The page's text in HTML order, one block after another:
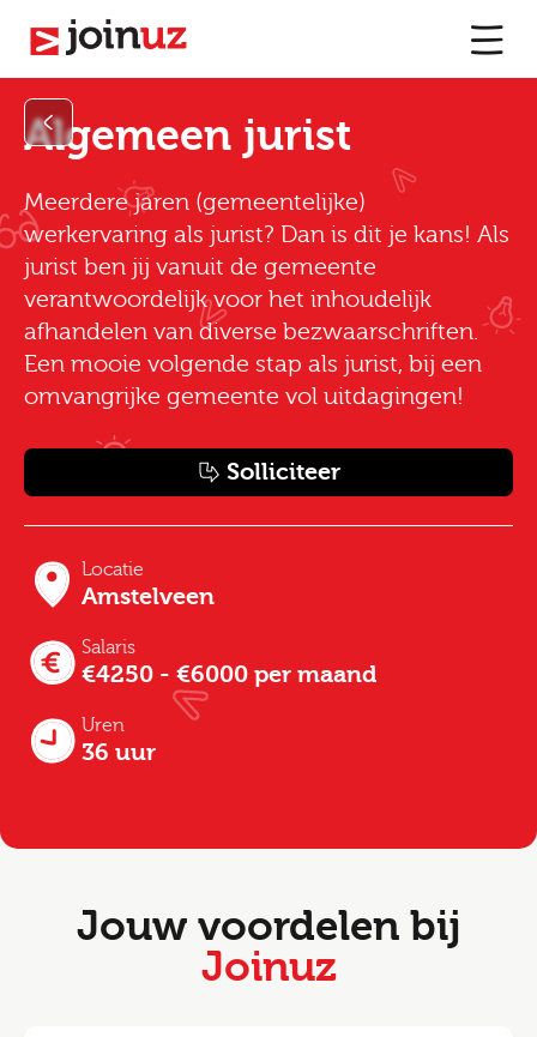
Algemeen jurist
Meerdere jaren (gemeentelijke)
werkervaring als jurist? Dan is dit je kans! Als
jurist ben jij vanuit de gemeente
verantwoordelijk voor het inhoudelijk
afhandelen van diverse bezwaarschriften.
Een mooie volgende stap als jurist, bij een
omvangrijke gemeente vol uitdagingen!
Solliciteer
Locatie
Amstelveen
Salaris
€4250 - €6000 per maand
Uren
36 uur
Jouw voordelen bij
Joinuz